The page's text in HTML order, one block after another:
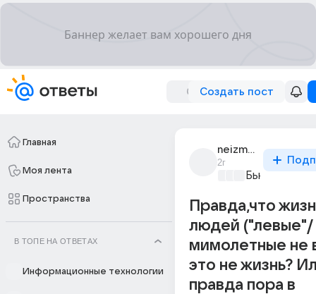
Создать пост
Главная
Моя лента
Пространства
В ТОПЕ НА ОТВЕТАХ
Информационные технологии
neizmennaya
2г
Бьютилэнд
Правда,что
людей ("левые"/
мимолетные не
это не жизнь?
правда пора в